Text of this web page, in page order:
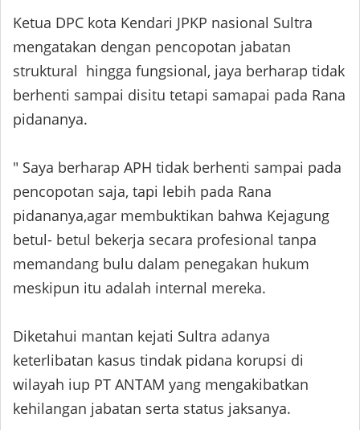
Ketua DPC kota Kendari JPKP nasional Sultra
mengatakan dengan pencopotan jabatan
struktural hingga fungsional, jaya berharap tidak
berhenti sampai disitu tetapi samapai pada Rana
pidananya.
" Saya berharap APH tidak berhenti sampai pada
pencopotan saja, tapi lebih pada Rana
pidananya,agar membuktikan bahwa Kejagung
betul- betul bekerja secara profesional tanpa
memandang bulu dalam penegakan hukum
meskipun itu adalah internal mereka.
Diketahui mantan kejati Sultra adanya
keterlibatan kasus tindak pidana korupsi di
wilayah iup PT ANTAM yang mengakibatkan
kehilangan jabatan serta status jaksanya.